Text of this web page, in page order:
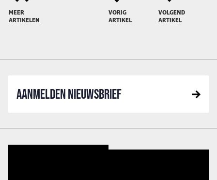
MEER
ARTIKELEN
VORIG
ARTIKEL
VOLGEND
ARTIKEL
AANMELDEN NIEUWSBRIEF